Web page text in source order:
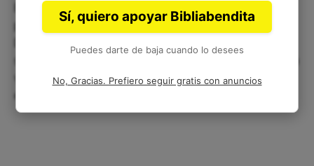
En primer lugar, la resurrección de Jesús es una
prueba de la infinita misericordia y el amor de
Dios por la humanidad. Saber que Jesús sacrificó
vencernos es una fuente de inspiración y
esperanza en tiempos de dificultad.
Sí, quiero apoyar Bibliabendita
Puedes darte de baja cuando lo desees
No, Gracias. Prefiero seguir gratis con anuncios